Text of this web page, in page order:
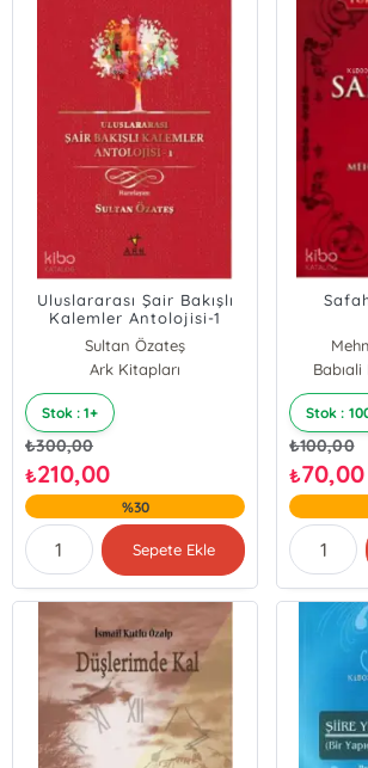
Uluslararası Şair Bakışlı
Kalemler Antolojisi-1
Sultan Özateş
Ark Kitapları
Stok : 1+
₺300,00
₺210,00
%30
Sepete Ekle
Babıali
Stok :
₺100,00
₺70,00